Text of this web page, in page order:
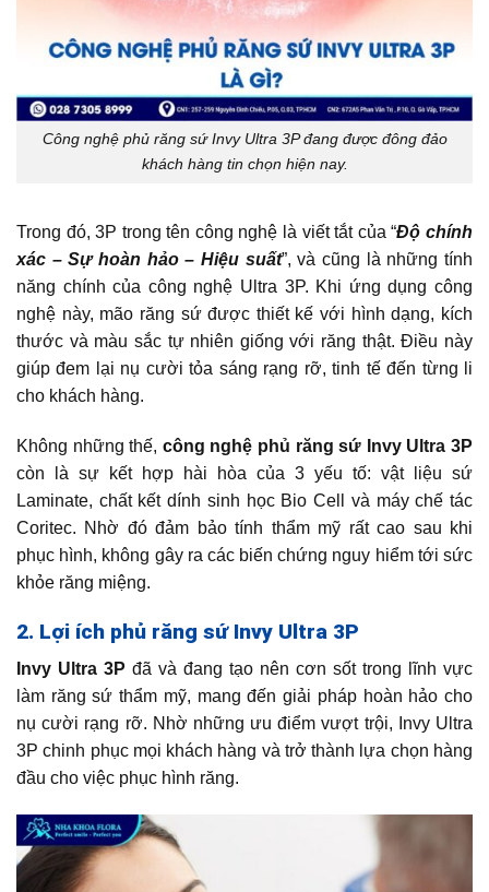
Công nghệ phủ răng sứ Invy Ultra 3P đang được đông đảo
khách hàng tin chọn hiện nay.
Trong đó, 3P trong tên công nghệ là viết tắt của “Độ chính
xác – Sự hoàn hảo – Hiệu suất”, và cũng là những tính
năng chính của công nghệ Ultra 3P. Khi ứng dụng công
nghệ này, mão răng sứ được thiết kế với hình dạng, kích
thước và màu sắc tự nhiên giống với răng thật. Điều này
giúp đem lại nụ cười tỏa sáng rạng rỡ, tinh tế đến từng li
cho khách hàng.
Không những thế, công nghệ phủ răng sứ Invy Ultra 3P
còn là sự kết hợp hài hòa của 3 yếu tố: vật liệu sứ
Laminate, chất kết dính sinh học Bio Cell và máy chế tác
Coritec. Nhờ đó đảm bảo tính thẩm mỹ rất cao sau khi
phục hình, không gây ra các biến chứng nguy hiểm tới sức
khỏe răng miệng.
2. Lợi ích phủ răng sứ Invy Ultra 3P
Invy Ultra 3P đã và đang tạo nên cơn sốt trong lĩnh vực
làm răng sứ thẩm mỹ, mang đến giải pháp hoàn hảo cho
nụ cười rạng rỡ. Nhờ những ưu điểm vượt trội, Invy Ultra
3P chinh phục mọi khách hàng và trở thành lựa chọn hàng
đầu cho việc phục hình răng.